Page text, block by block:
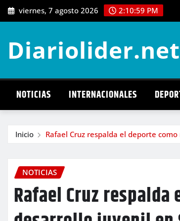
Saltar
al
viernes, 7 agosto 2026 2:11:01 PM
Diariolider.net
NOTICIAS INTERNACIONALES
Inicio Rafael Cruz respalda el deporte
NOTICIAS
Rafael Cruz